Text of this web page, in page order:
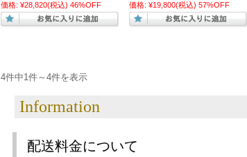
価格: ¥28,820(税込) 46%OFF
価格: ¥19,800(税込) 57%OFF
4件中1件～4件を表示
Information
配送料金について